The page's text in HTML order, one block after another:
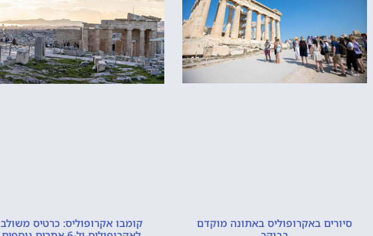
סיורים באקרופוליס באתונה מוקדם
קומבו אקרופוליס: כרטיס משולב